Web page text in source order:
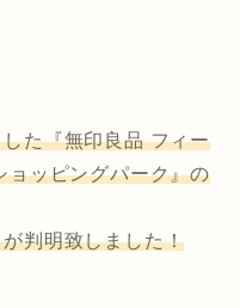
た『無印良品 フィー
ョッピングパーク』の
判明致しました！